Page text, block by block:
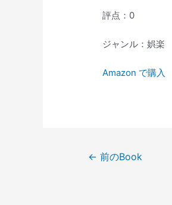
評点：0
ジャンル：娯楽
Amazon で購入
← 前のBook